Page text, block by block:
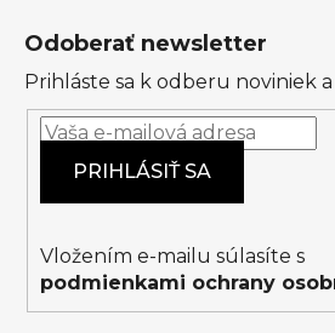
Odoberať newsletter
Prihláste sa k odberu noviniek
PRIHLÁSIŤ SA
Vložením e-mailu súlasíte s
podmienkami ochrany